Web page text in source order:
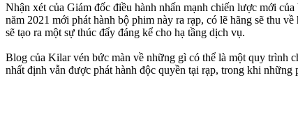
Nhận xét của Giám đốc điều hành nhấn mạnh chiến lược mới
năm 2021 mới phát hành bộ phim này ra rạp, có lẽ hãng sẽ thu
sẽ tạo ra một sự thúc đẩy đáng kể cho hạ tầng dịch vụ.
Blog của Kilar vén bức màn về những gì có thể là một quy trình
nhất định vẫn được phát hành độc quyền tại rạp, trong khi